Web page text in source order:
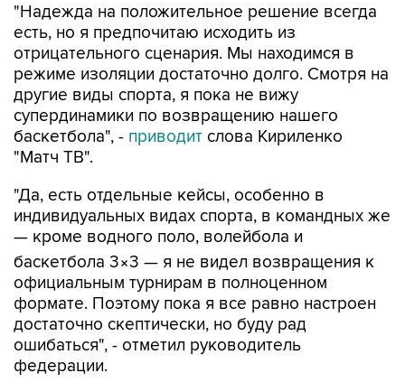
"Надежда на положительное решение всегда
есть, но я предпочитаю исходить из
отрицательного сценария. Мы находимся в
режиме изоляции достаточно долго. Смотря на
другие виды спорта, я пока не вижу
супердинамики по возвращению нашего
баскетбола", - приводит слова Кириленко
"Матч ТВ".
"Да, есть отдельные кейсы, особенно в
индивидуальных видах спорта, в командных же
— кроме водного поло, волейбола и
баскетбола 3×3 — я не видел возвращения к
официальным турнирам в полноценном
формате. Поэтому пока я все равно настроен
достаточно скептически, но буду рад
ошибаться", - отметил руководитель
федерации.